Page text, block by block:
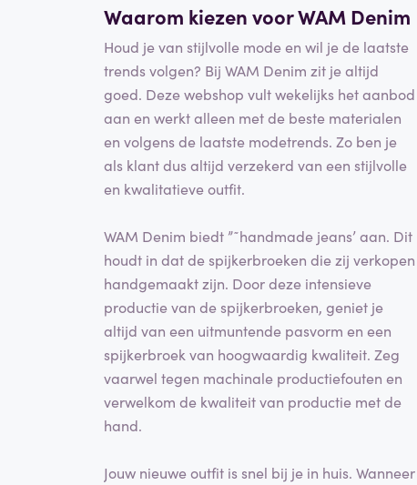
Waarom kiezen voor WAM Denim
Houd je van stijlvolle mode en wil je de laatste
trends volgen? Bij WAM Denim zit je altijd
goed. Deze webshop vult wekelijks het aanbod
aan en werkt alleen met de beste materialen
en volgens de laatste modetrends. Zo ben je
als klant dus altijd verzekerd van een stijlvolle
en kwalitatieve outfit.
WAM Denim biedt ”˜handmade jeans’ aan. Dit
houdt in dat de spijkerbroeken die zij verkopen
handgemaakt zijn. Door deze intensieve
productie van de spijkerbroeken, geniet je
altijd van een uitmuntende pasvorm en een
spijkerbroek van hoogwaardig kwaliteit. Zeg
vaarwel tegen machinale productiefouten en
verwelkom de kwaliteit van productie met de
hand.
Jouw nieuwe outfit is snel bij je in huis. Wanneer